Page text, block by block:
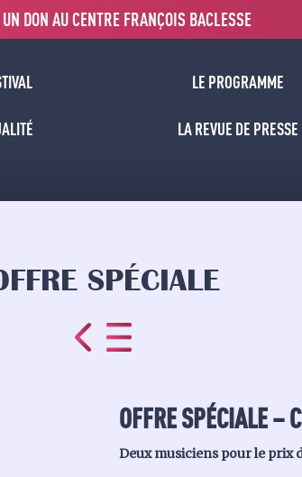
DON AU CENTRE FRANÇOIS BACLESSE
LE PROGRAMME
LA REVUE DE PRESSE
SPÉCIALE
OFFRE SPÉCIALE–
Deux musiciens pour le prix